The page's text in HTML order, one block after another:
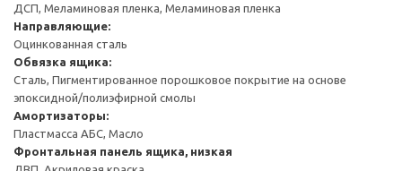
ДСП, Меламиновая пленка, Меламиновая пленка
Направляющие:
Оцинкованная сталь
Обвязка ящика:
Сталь, Пигментированное порошковое покрытие на основе
эпоксидной/полиэфирной смолы
Амортизаторы:
Пластмасса АБС, Масло
Фронтальная панель ящика, низкая